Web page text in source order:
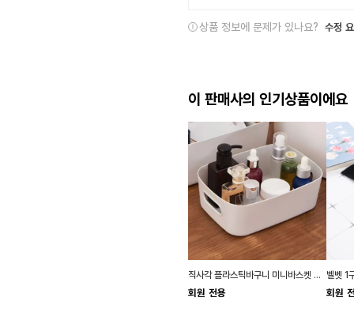
상품 정보에 문제가 있나요? 수정
이 판매사의 인기상품이에요
직사각 플라스틱바구니 미니바스켓 손잡이 소품
회원 전용 회원